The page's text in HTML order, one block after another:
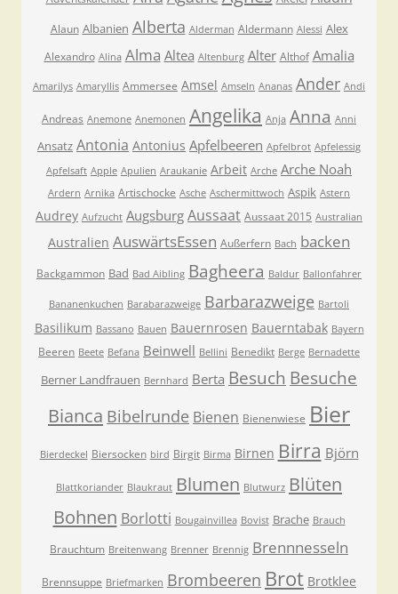
Alaun Albanien Alberta Alderman Aldermann Alessi Alex
Alexandro Alina Alma Altea Altenburg Alter Althof Amalia
Amarilys Amaryllis Ammersee Amsel Amseln Ananas Ander Andi
Andreas Anemone Anemonen Angelika Anja Anna Anni
Ansatz Antonia Antonius Apfelbeeren Apfelbrot Apfelessig
Apfelsaft Apple Apulien Araukanie Arbeit Arche Arche Noah
Ardern Arnika Artischocke Asche Aschermittwoch Aspik Astern
Audrey Aufzucht Augsburg Aussaat Aussaat 2015 Australian
Australien AuswärtsEssen Außerfern Bach backen
Backgammon Bad Bad Aibling Bagheera Baldur Ballonfahrer
Bananenkuchen Barabarazweige Barbarazweige Bartoli
Basilikum Bassano Bauen Bauernrosen Bauerntabak Bayern
Beeren Beete Befana Beinwell Bellini Benedikt Berge Bernadette
Berner Landfrauen Bernhard Berta Besuch Besuche
Bianca Bibelrunde Bienen Bienenwiese Bier
Bierdeckel Biersocken bird Birgit Birma Birnen Birra Björn
Blattkoriander Blaukraut Blumen Blutwurz Blüten
Bohnen Borlotti Bougainvillea Bovist Brache Brauch
Brauchtum Breitenwang Brenner Brennig Brennnesseln
Brennsuppe Briefmarken Brombeeren Brot Brotklee